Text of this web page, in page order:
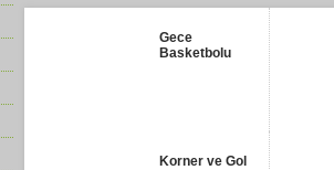
Gece
Basketbolu
Korner ve Gol